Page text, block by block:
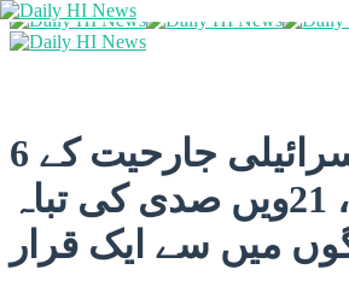
غزہ میں اسرائیلی جارحیت کے 6
ماہ مکمل، 21ویں صدی کی تباہ
میں سے ایک قرار